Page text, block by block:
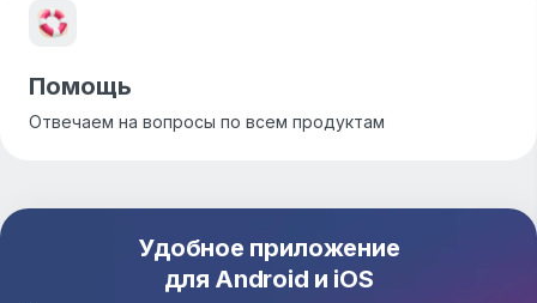
Помощь
Отвечаем на вопросы по всем продуктам
Удобное приложение
для Android и iOS